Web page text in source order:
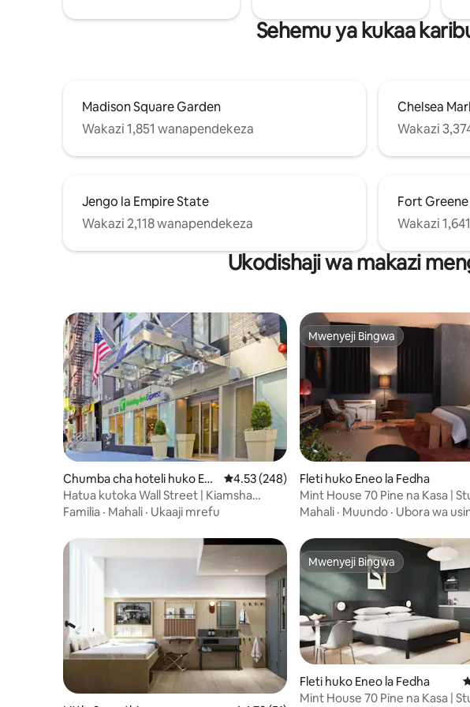
Sehemu ya kukaa
Madison Square Garden
Wakazi 1,851 wanapendekeza
Chelsea
Wakazi
Jengo la Empire State
Wakazi 2,118 wanapendekeza
Fort
Wakazi
Ukodishaji wa makazi
Chumba cha hoteli huko En
eo la Fedha
Ukadiriaji wa wastani wa 4.53 kati ya 5,
4.53 (248)
Hatua kutoka Wall Street | Kiamsha
kinywa cha bila malipo + Chumba cha
Familia · Mahali · Ukaaji mrefu
Mwenyeji Bingwa
Mwenyeji Bingwa
Fleti huko Eneo la Fedha
Mint House 70 Pine na Kasa |
Inayofikika
Mahali · Muundo · Ubora wa
Mwenyeji Bingwa
Mwenyeji Bingwa
Fleti huko Eneo la Fedha
Mint House 70 Pine na Kasa |